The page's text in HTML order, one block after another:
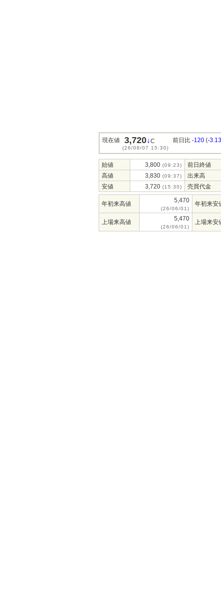
現在値 3,720↓C
(26/08/07 15:30)
前日比 -120 (-
始値 3,800 (09:23)
前日終値
高値
3,830 (09:37)
出来高
安値
3,720 (15:30) 売買代金
年初来高値 5,470
(26/06/01)
年初来安
上場来高値 5,470
(26/06/01)
上場来安